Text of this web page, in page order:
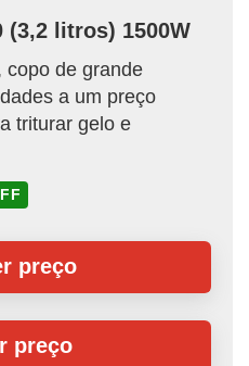
(3,2 litros) 1500W
copo de grande
a um preço
triturar gelo e
preço
preço